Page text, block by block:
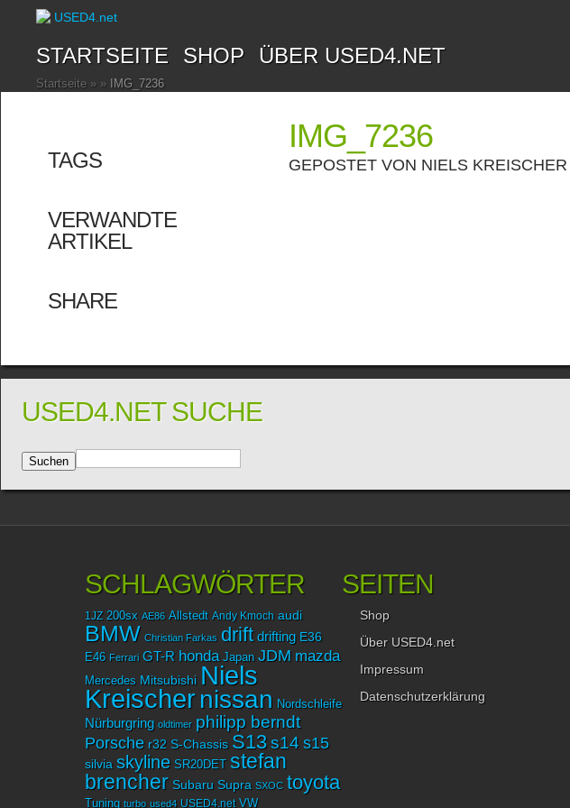
STARTSEITE SHOP ÜBER USED4.NET
Startseite » » IMG_7236
TAGS
VERWANDTE
ARTIKEL
SHARE
IMG_7236
GEPOSTET VON NIELS KREISCHER
USED4.NET SUCHE
SCHLAGWÖRTER
1JZ 200sx AE86 Allstedt Andy Kmoch audi
BMW Christian Farkas drift drifting E36
E46 Ferrari GT-R honda Japan JDM mazda
Mercedes Mitsubishi Niels
Kreischernissan Nordschleife
Nürburgring oldtimer philipp berndt
Porsche r32 S-Chassis S13s14 s15
silvia skyline SR20DET stefan
brencher Subaru Supra SXOC toyota
Tuning turbo used4 USED4.net VW
SEITEN
Shop
Über USED4.net
Impressum
Datenschutzerklärung